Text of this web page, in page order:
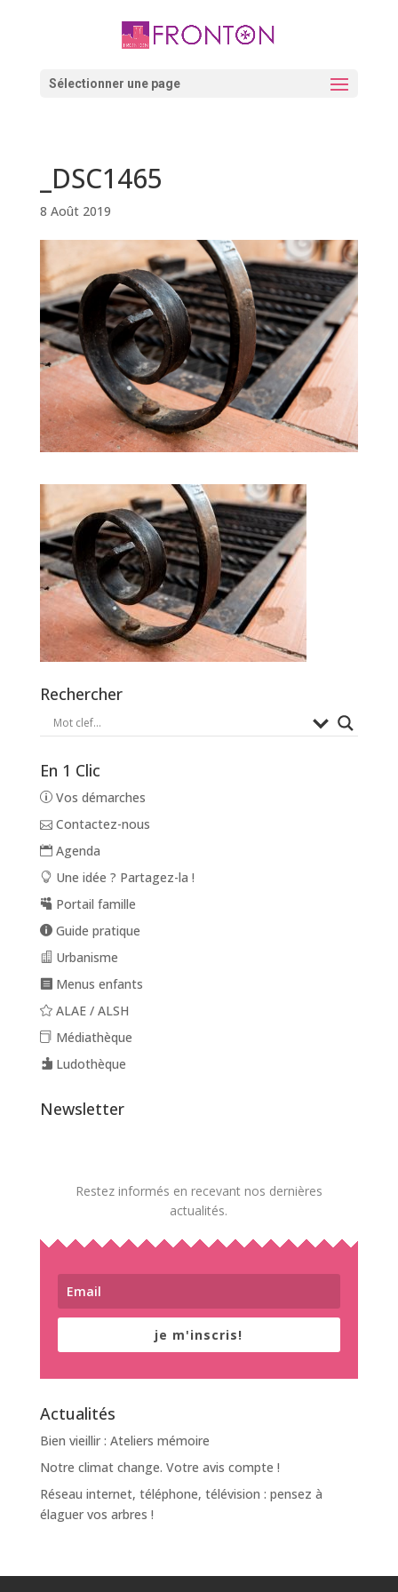
Sélectionner une page
_DSC1465
8 Août 2019
Rechercher
En 1 Clic
Vos démarches
Contactez-nous
Agenda
Une idée ? Partagez-la !
Portail famille
Guide pratique
Urbanisme
Menus enfants
ALAE / ALSH
Médiathèque
Ludothèque
Newsletter
Restez informés en recevant nos dernières
actualités.
je m'inscris!
Actualités
Bien vieillir : Ateliers mémoire
Notre climat change. Votre avis compte !
Réseau internet, téléphone, télévision : pensez à
élaguer vos arbres !